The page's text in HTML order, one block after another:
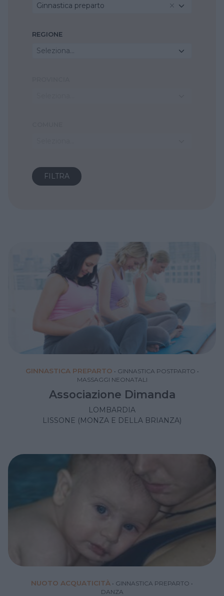
Ginnastica preparto
REGIONE
Seleziona...
GINNASTICA PREPARTO • GINNASTICA POSTPARTO •
MASSAGGI NEONATALI
Associazione Dimanda
LOMBARDIA
LISSONE (MONZA E DELLA BRIANZA)
NUOTO ACQUATICITÀ • GINNASTICA PREPARTO •
DANZA